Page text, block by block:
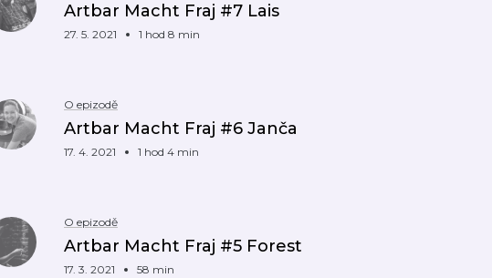
Artbar Macht Fraj #7 Lais
27. 5. 2021 1 hod 8 min
O epizodě
Artbar Macht Fraj #6 Janča
17. 4. 2021 1 hod 4 min
O epizodě
Artbar Macht Fraj #5 Forest
17. 3. 2021 58 min